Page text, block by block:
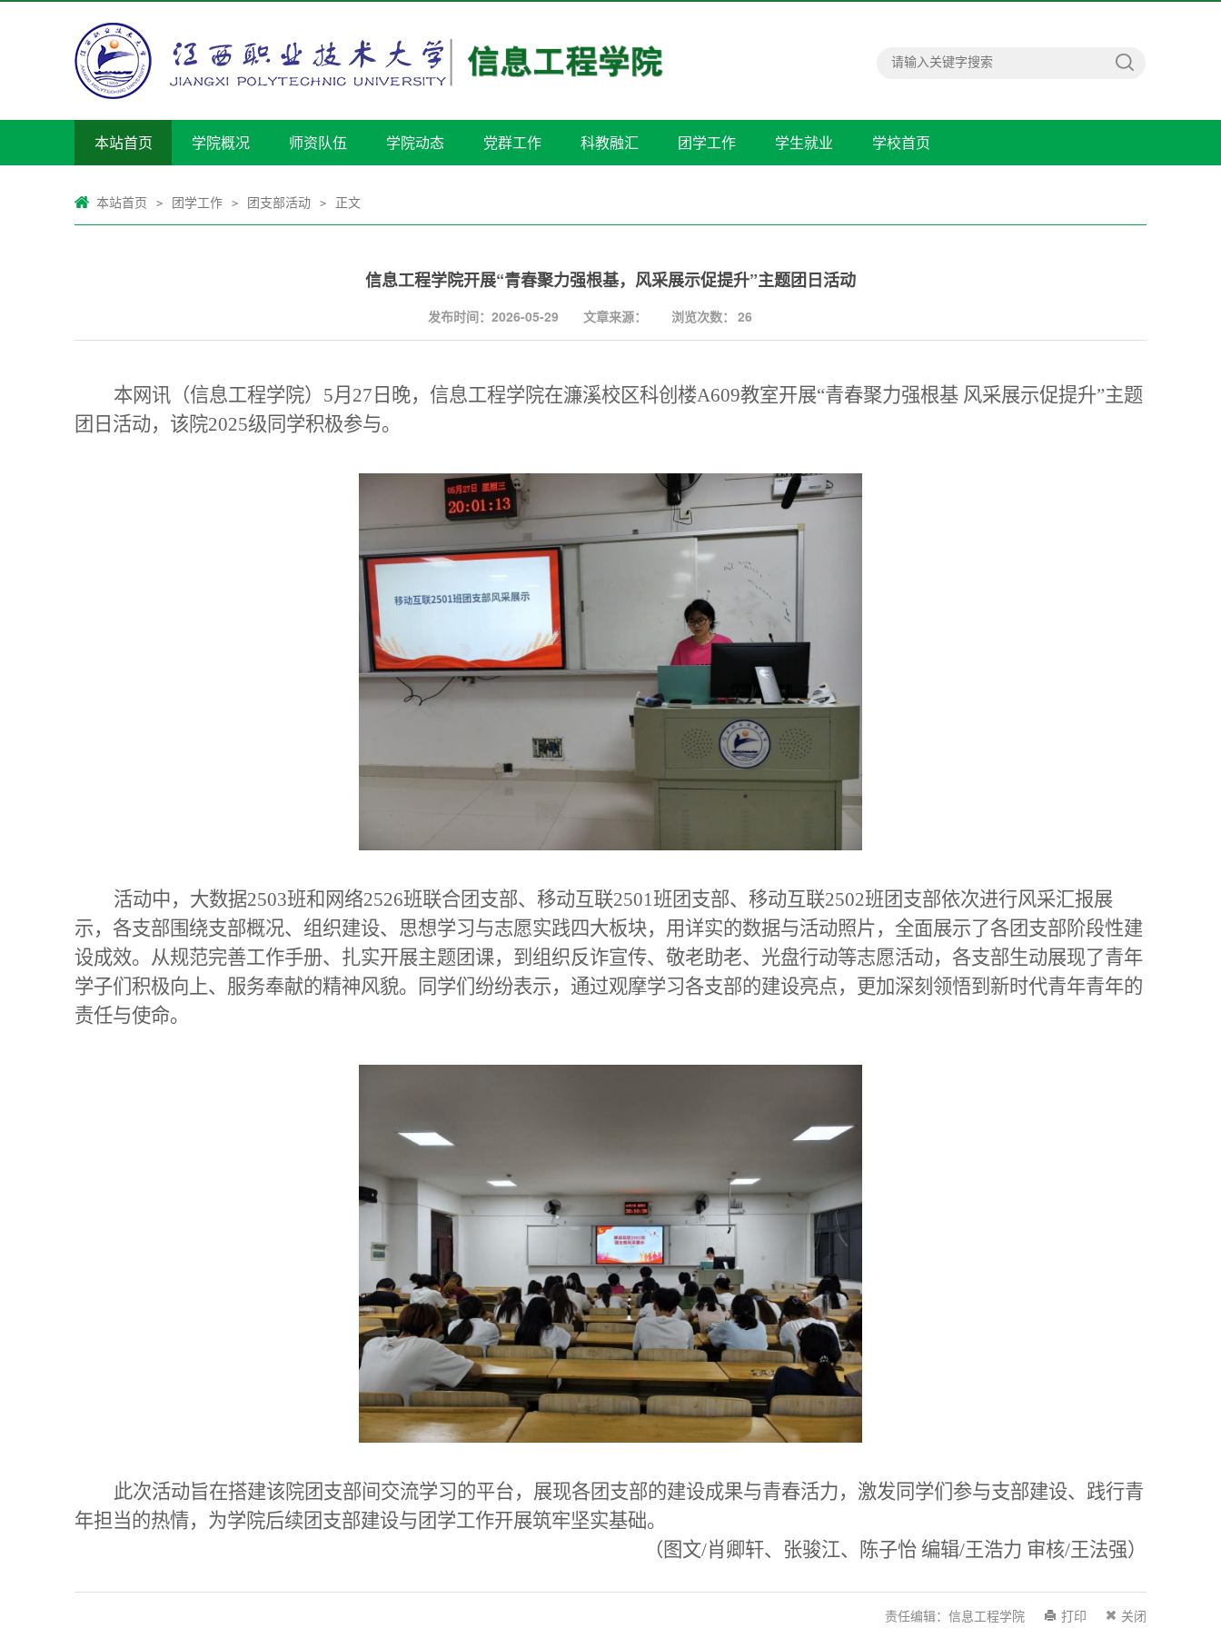
本站首页 学院概况 师资队伍 学院动态 党群工作 科教融汇 团学工作 学生就业 学校首页
本站首页 > 团学工作 > 团支部活动 > 正文
信息工程学院开展“青春聚力强根基，风采展示促提升”主题团日活动
发布时间：2026-05-29 文章来源： 浏览次数： 26
本网讯（信息工程学院）5月27日 晚，信息工程学院在濂溪校区科创楼A609教室开展“青春聚力强根基 风采展示促提升”主题
团日 活动，该院2025级同学积极参与。
活动中，大数据2503班和网络2526班联合团支部、移动互联2501班团支部、移动互联2502班团支部依次进行风采汇报展
示，各支部围绕支部概况、组织建设、思想学习与志愿实践四大板块，用详实的数据与活动照片，全面展示了各团支部阶段性建
设成效。从规范完善工作手册、扎实开展主题团课，到组织反诈宣传、敬老助老、光盘行动等志愿活动，各支部生动展现了青年
学子们积极向上、服务奉献的精神风貌。同学们纷纷表示，通过观摩学习各支部的建设亮点，更加深刻领悟到新时代青年青年的
责任与使命。
此次活动旨在搭建该院团 支部间交流学习的平台，展现各团支部的建设成果与青春活力，激发同学们参与支部建设、践行青
年担当的热情，为学院后续团支部建设与团学工作开展筑牢坚实基础。
（图文/肖卿轩、 张骏江、 陈子怡 编辑/王浩力 审核/王法强）
关闭
打印
责任编辑：信息工程学院